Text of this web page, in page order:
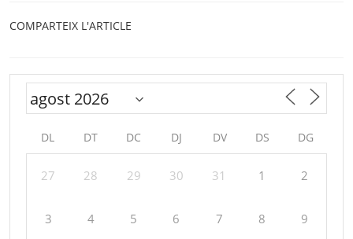
COMPARTEIX L'ARTICLE
DL DT DC DJ DV DS DG
27 28 29 30 31 1 2
3 4 5 6 7 8 9